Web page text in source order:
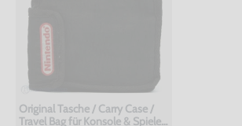
Original Tasche / Carry Case /
Travel Bag für Konsole & Spiele